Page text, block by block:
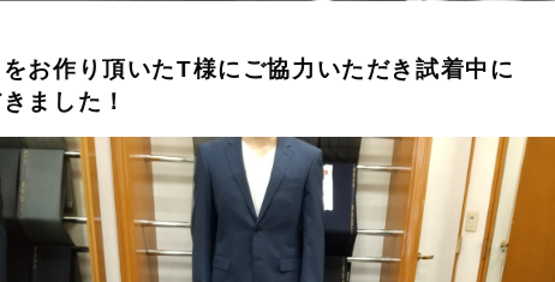
お作り頂いたT様にご協力いただき試着中に
ました！